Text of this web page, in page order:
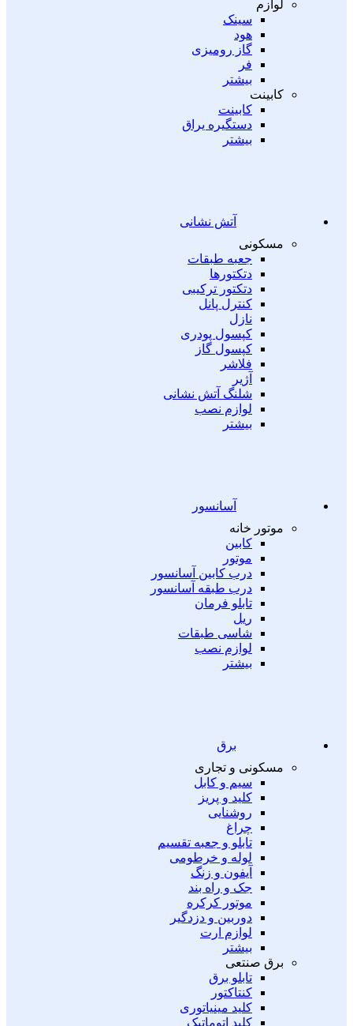
لوازم
سینک
هود
گاز رومیزی
فر
بیشتر
کابینت
کابینت
دستگیره یراق
بیشتر
آتش نشانی
مسکونی
جعبه طبقات
دتکتورها
دتکتور ترکیبی
کنترل پانل
نازل
کپسول پودری
کپسول گاز
فلاشر
آژیر
شلنگ آتش نشانی
لوازم نصب
بیشتر
آسانسور
موتور خانه
کابین
موتور
درب کابین آسانسور
درب طبقه آسانسور
تابلو فرمان
ریل
شاسی طبقات
لوازم نصب
بیشتر
برق
مسکونی و تجاری
سیم و کابل
کلید و پریز
روشنایی
چراغ
تابلو و جعبه تقسیم
لوله و خرطومی
آیفون و زنگ
جک و راه بند
موتور کرکره
دوربین و دزدگیر
لوازم ارت
بیشتر
برق صنتعی
تابلو برق
کنتاکتور
کلید مینیاتوری
کلید اتوماتیک